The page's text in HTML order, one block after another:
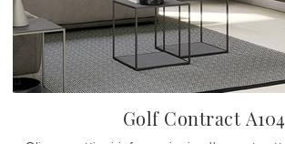
Golf Contract A104